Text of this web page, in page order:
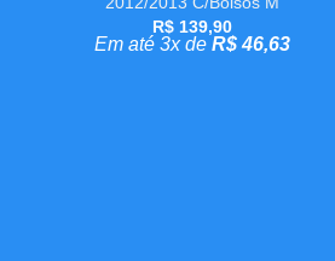
R$139,90
Em até 3x de R$46,63